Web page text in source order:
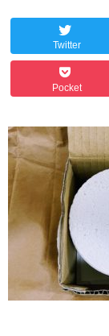
Twitter
Pocket